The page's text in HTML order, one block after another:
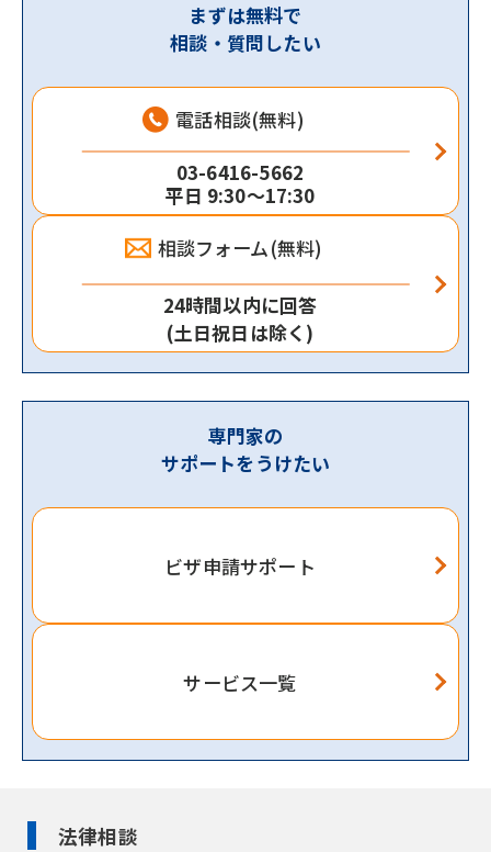
まずは無料で
相談・質問したい
電話相談(無料)
03-6416-5662
平日 9:30～17:30
相談フォーム(無料)
24時間以内に回答
(土日祝日は除く)
専門家の
サポートをうけたい
ビザ申請サポート
サービス一覧
法律相談